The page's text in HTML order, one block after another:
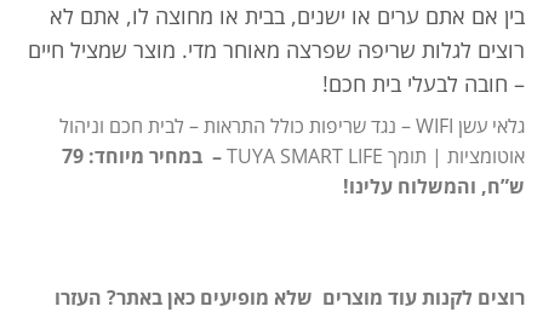
היה:
150.00 ₪.
הוא:
79.00 ₪.
בין אם אתם ערים או ישנים, בבית או מחוצה לו, אתם לא
רוצים לגלות שריפה שפרצה מאוחר מדי. מוצר שמציל חיים
– חובה לבעלי בית חכם!
גלאי עשן WIFI – נגד שריפות כולל התראות – לבית חכם וניהול
אוטומציות | תומך TUYA SMART LIFE
– במחיר מיוחד: 79
ש”ח, והמשלוח עלינו!
רוצים לקנות עוד מוצרים שלא מופיעים כאן באתר? העזרו